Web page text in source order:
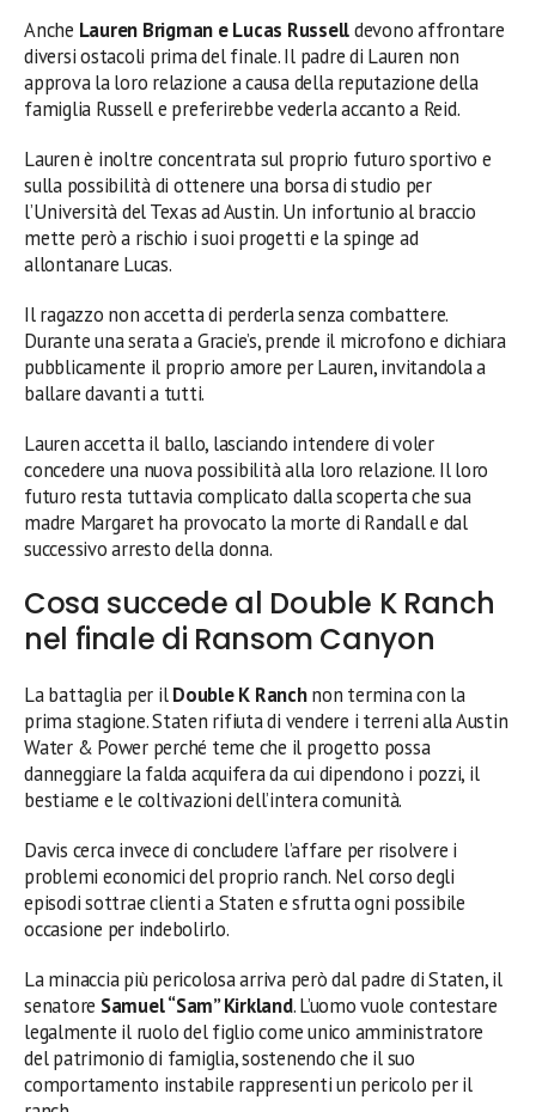
Anche Lauren Brigman e Lucas Russelldevono affrontare
diversi ostacoli prima del finale. Il padre di Lauren non
approva la loro relazione a causa della reputazione della
famiglia Russell e preferirebbe vederla accanto a Reid.
Lauren è inoltre concentrata sul proprio futuro sportivo e
sulla possibilità di ottenere una borsa di studio per
l’Università del Texas ad Austin. Un infortunio al braccio
mette però a rischio i suoi progetti e la spinge ad
allontanare Lucas.
Il ragazzo non accetta di perderla senza combattere.
Durante una serata a Gracie’s, prende il microfono e dichiara
pubblicamente il proprio amore per Lauren, invitandola a
ballare davanti a tutti.
Lauren accetta il ballo, lasciando intendere di voler
concedere una nuova possibilità alla loro relazione. Il loro
futuro resta tuttavia complicato dalla scoperta che sua
madre Margaret ha provocato la morte di Randall e dal
successivo arresto della donna.
Cosa succede al Double K Ranch
nel finale di Ransom Canyon
La battaglia per ilDouble K Ranchnon termina con la
prima stagione. Staten rifiuta di vendere i terreni alla Austin
Water & Power perché teme che il progetto possa
danneggiare la falda acquifera da cui dipendono i pozzi, il
bestiame e le coltivazioni dell’intera comunità.
Davis cerca invece di concludere l’affare per risolvere i
problemi economici del proprio ranch. Nel corso degli
episodi sottrae clienti a Staten e sfrutta ogni possibile
occasione per indebolirlo.
La minaccia più pericolosa arriva però dal padre di Staten, il
senatore Samuel “Sam” Kirkland. L’uomo vuole contestare
legalmente il ruolo del figlio come unico amministratore
del patrimonio di famiglia, sostenendo che il suo
comportamento instabile rappresenti un pericolo per il